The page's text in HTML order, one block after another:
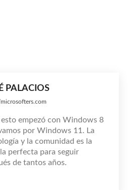
PALACIOS
esto empezó con Windows 8
por Windows 11. La
y la comunidad es la
perfecta para seguir
de tantos años.